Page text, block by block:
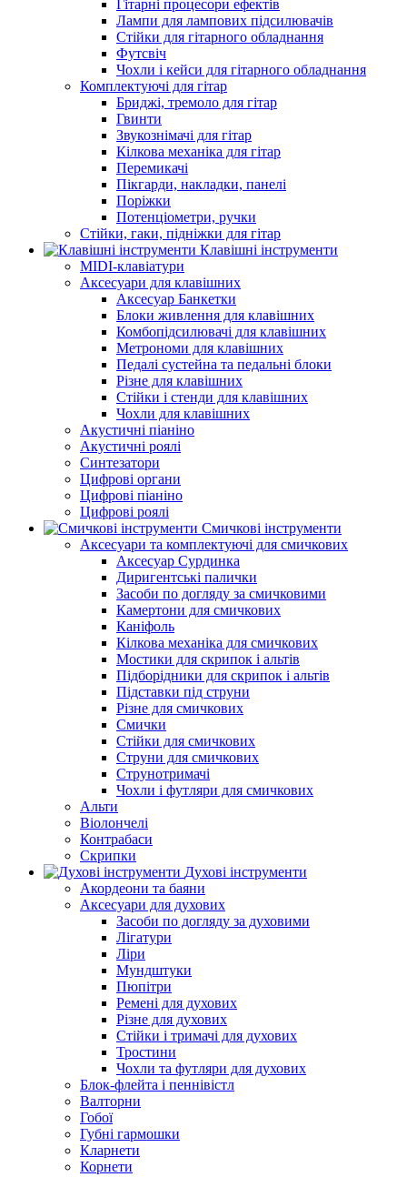
Гітарні процесори ефектів
Лампи для лампових підсилювачів
Стійки для гітарного обладнання
Футсвіч
Чохли і кейси для гітарного обладнання
Комплектуючі для гітар
Бриджі, тремоло для гітар
Гвинти
Звукознімачі для гітар
Кілкова механіка для гітар
Перемикачі
Пікгарди, накладки, панелі
Поріжки
Потенціометри, ручки
Стійки, гаки, підніжки для гітар
Клавішні інструменти
MIDI-клавіатури
Аксесуари для клавішних
Аксесуар Банкетки
Блоки живлення для клавішних
Комбопідсилювачі для клавішних
Метрономи для клавішних
Педалі сустейна та педальні блоки
Різне для клавішних
Стійки і стенди для клавішних
Чохли для клавішних
Акустичні піаніно
Акустичні роялі
Синтезатори
Цифрові органи
Цифрові піаніно
Цифрові роялі
Смичкові інструменти
Аксесуари та комплектуючі для смичкових
Аксесуар Сурдинка
Диригентські палички
Засоби по догляду за смичковими
Камертони для смичкових
Каніфоль
Кілкова механіка для смичкових
Мостики для скрипок і альтів
Підборiдники для скрипок і альтів
Підставки під струни
Різне для смичкових
Смички
Стійки для смичкових
Струни для смичкових
Струнотримачі
Чохли і футляри для смичкових
Альти
Віолончелі
Контрабаси
Скрипки
Духові інструменти
Акордеони та баяни
Аксесуари для духових
Засоби по догляду за духовими
Лігатури
Ліри
Мундштуки
Пюпітри
Ремені для духових
Різне для духових
Стійки і тримачі для духових
Тростини
Чохли та футляри для духових
Блок-флейта і пеннівістл
Валторни
Гобої
Губні гармошки
Кларнети
Корнети